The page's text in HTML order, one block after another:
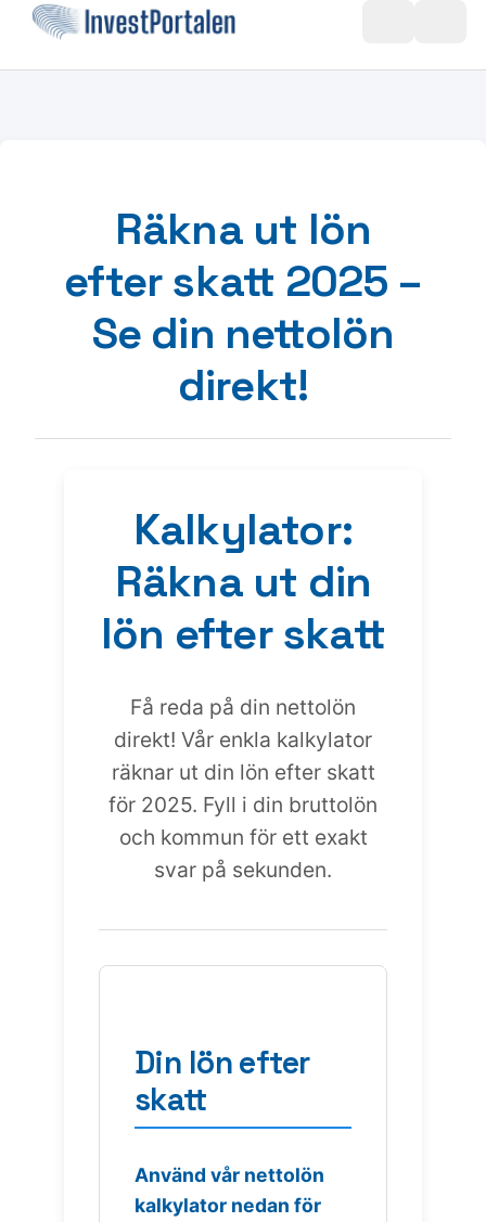
Hoppa till innehåll
Räkna ut lön
efter skatt 2025 –
Se din nettolön
direkt!
Kalkylator:
Räkna ut din
lön efter skatt
Få reda på din nettolön
direkt! Vår enkla kalkylator
räknar ut din lön efter skatt
för 2025. Fyll i din bruttolön
och kommun för ett exakt
svar på sekunden.
Din lön efter
skatt
Använd vår nettolön
kalkylator nedan för